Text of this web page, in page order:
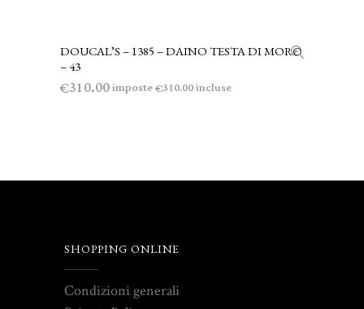
AGGIUNGI AL CARRELLO
DOUCAL’S – 1385 – DAINO TESTA DI MORO
– 43
€310.00imposte€310.00incluse
SHOPPING ONLINE
Condizioni generali